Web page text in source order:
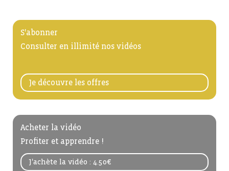
S'abonner
Consulter en illimité nos vidéos
Je découvre les offres
Acheter la vidéo
Profiter et apprendre !
J'achète la vidéo : 4.50€